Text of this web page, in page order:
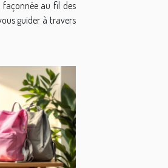
au fil des
guider à travers